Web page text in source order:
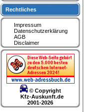
Rechtliches
Impressum
Datenschutzerklärung
AGB
Disclaimer
© Copyright
Kfz-Auskunft.de
2001-2026